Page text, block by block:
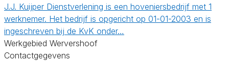
J.J. Kuijper Dienstverlening is een hoveniersbedrijf met 1
werknemer. Het bedrijf is opgericht op 01-01-2003 en is
ingeschreven bij de KvK onder…
Werkgebied Wervershoof
Contactgegevens